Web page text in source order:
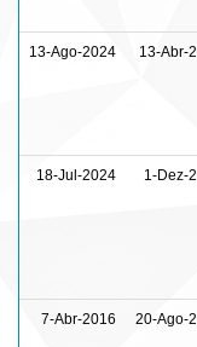
13-Ago-2024 13-Abr-
18-Jul-2024 1-Dez-
7-Abr-2016 20-Ago-